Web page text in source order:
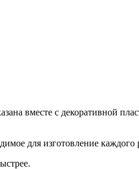
вместе с декоративной
для изготовление каждого